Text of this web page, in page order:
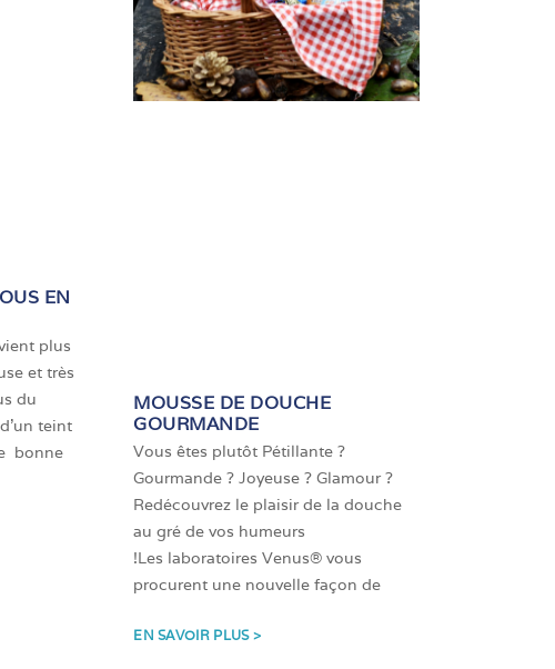
EN
plus
et très
du
teint
bonne
MOUSSE DE DOUCHE
GOURMANDE
Vous êtes plutôt Pétillante ?
Gourmande ? Joyeuse ? Glamour ?
Redécouvrez le plaisir de la douche
au gré de vos humeurs
!Les laboratoires Venus® vous
procurent une nouvelle façon de
EN SAVOIR PLUS >